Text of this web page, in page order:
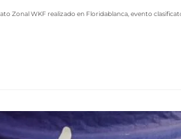
Zonal WKF realizado en Floridablanca, evento